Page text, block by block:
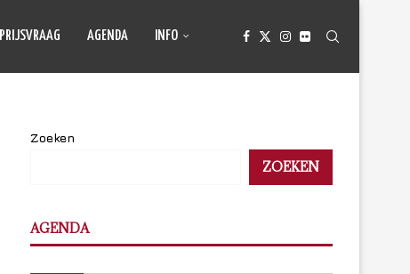
PRIJSVRAAG AGENDA INFO
Zoeken
ZOEKEN
AGENDA